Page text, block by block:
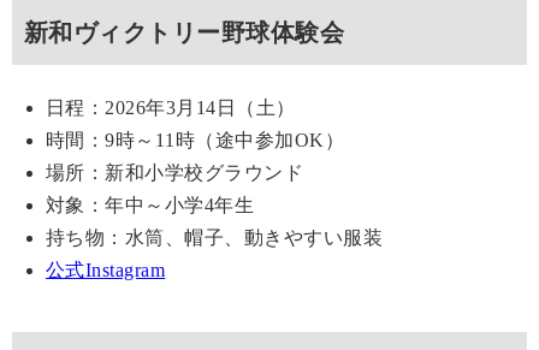
新和ヴィクトリー野球体験会
日程：2026年3月14日（土）
時間：9時～11時（途中参加OK）
場所：新和小学校グラウンド
対象：年中～小学4年生
持ち物：水筒、帽子、動きやすい服装
公式Instagram